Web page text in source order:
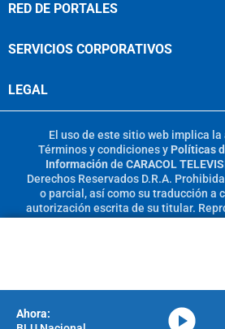
RED DE PORTALES
SERVICIOS CORPORATIVOS
LEGAL
El uso de este sitio web implica
Términos y condicionesy Políticas
Información de CARACOL
Derechos Reservados D.R.A.
o parcial, así como su traducción a
autorización escrita de su titular.